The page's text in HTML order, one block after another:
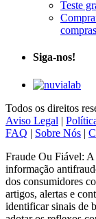
Teste
Siga-nos!
Todos os direitos
Aviso Legal |
FAQ | Sobre Nós |
Fraude Ou Fiável: A
informação
dos consumidores
artigos, alertas e
identificar sinais de